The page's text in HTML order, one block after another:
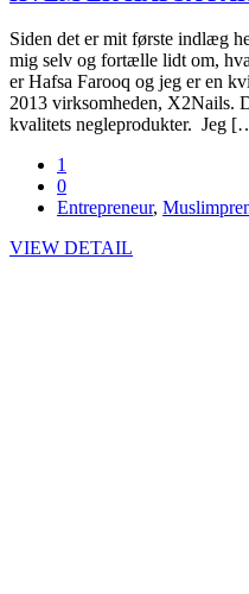
Siden det er mit første indlæg
mig selv og fortælle lidt om,
er Hafsa Farooq og jeg er en
2013 virksomheden, X2Nails.
kvalitets negleprodukter. Jeg
1
0
Entrepreneur,
VIEW DETAIL